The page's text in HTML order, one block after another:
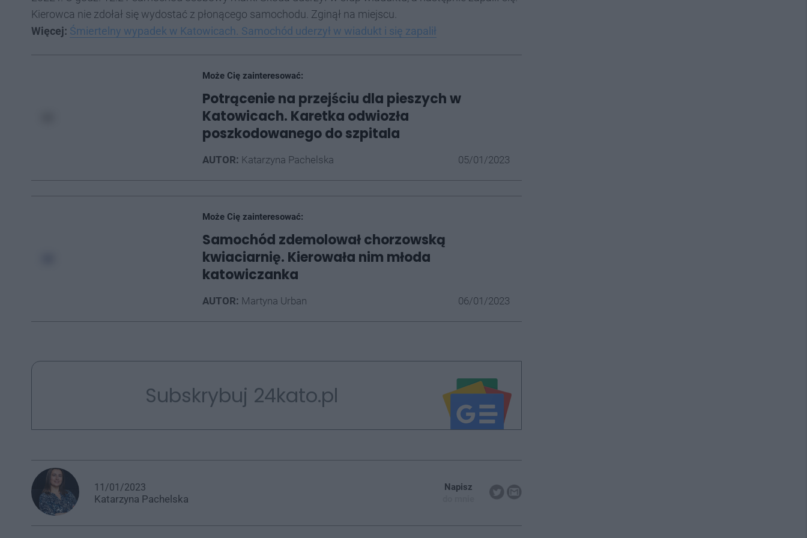
Kierowca nie zdołał się wydostać z płonącego samochodu. Zginął na miejscu.
Więcej: Śmiertelny wypadek w Katowicach. Samochód uderzył w wiadukt i się zapalił
Może Cię zainteresować:
Potrącenie na przejściu dla pieszych w
Katowicach. Karetka odwiozła
poszkodowanego do szpitala
AUTOR: Katarzyna Pachelska 05/01/2023
Może Cię zainteresować:
Samochód zdemolował chorzowską
kwiaciarnię. Kierowała nim młoda
katowiczanka
AUTOR: Martyna Urban 06/01/2023
Subskrybuj 24kato.pl
11/01/2023
Katarzyna Pachelska
Napisz